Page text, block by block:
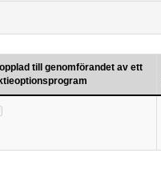
till genomförandet av ett